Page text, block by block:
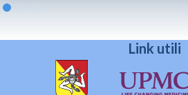
Link utili